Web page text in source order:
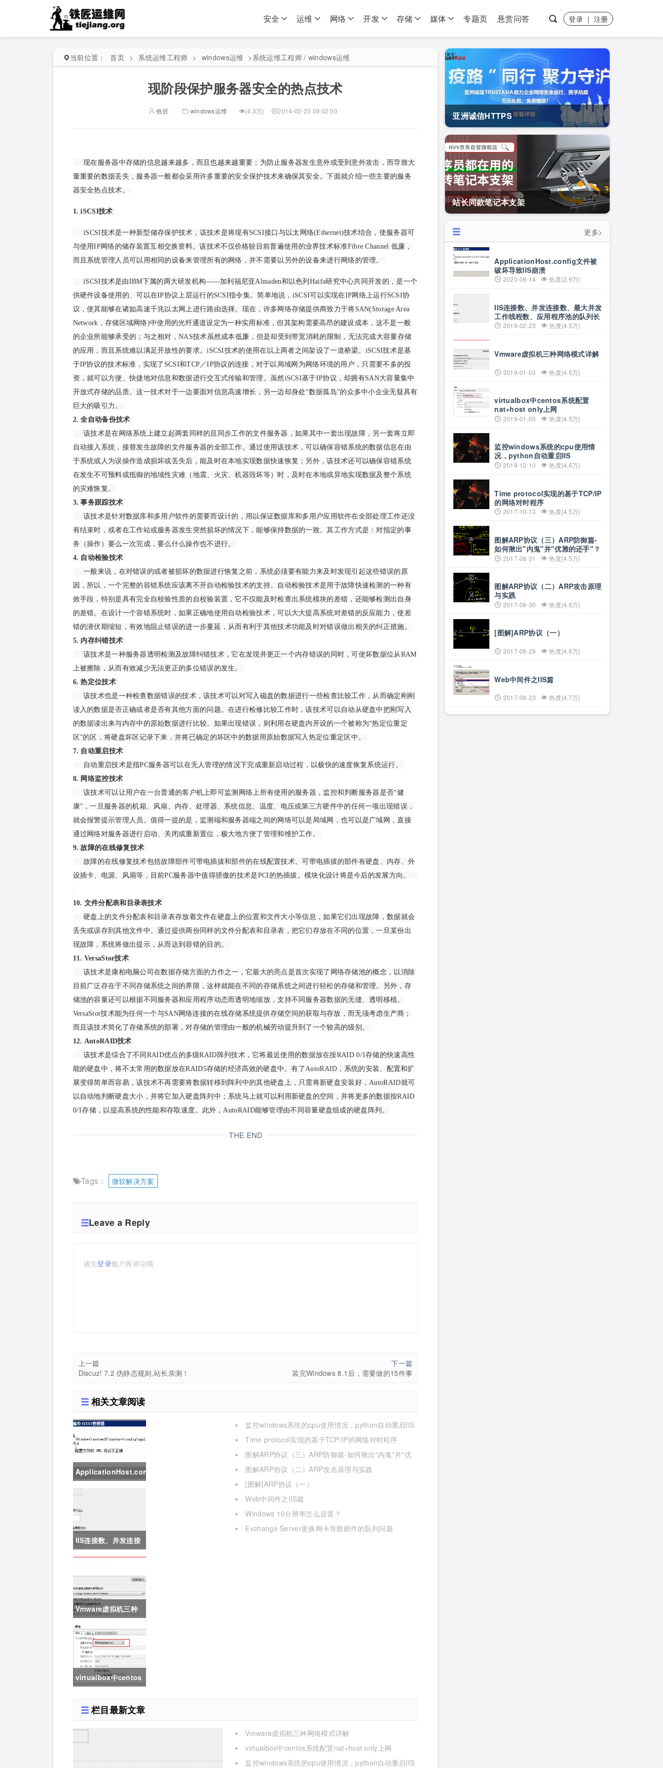
安全 运维 网络 开发 存储 媒体 专题页 悬赏问答 登录 | 注册
当前位置： 首页 > 系统运维工程师 > windows运维 >系统运维工程师 / windows运维
现阶段保护服务器安全的热点技术
铁匠 windows运维 (4.3万) 2014-02-25 09:02:00
现在服务器中存储的信息越来越多，而且也越来越重要；为防止服务器发生意外或受到意外攻击，而导致大
量重要的数据丢失，服务器一般都会采用许多重要的安全保护技术来确保其安全。下面就介绍一些主要的服务
器安全热点技术。
1. iSCSI技术
iSCSI技术是一种新型储存保护技术，该技术是将现有SCSI接口与以太网络(Ethernet)技术结合，使服务器可
与使用IP网络的储存装置互相交换资料。该技术不仅价格较目前普遍使用的业界技术标准Fibre Channel 低廉，
而且系统管理人员可以用相同的设备来管理所有的网络，并不需要以另外的设备来进行网络的管理。
iSCSI技术是由IBM下属的两大研发机构——加利福尼亚Almaden和以色列Haifa研究中心共同开发的，是一个
供硬件设备使用的、可以在IP协议上层运行的SCSI指令集。简单地说，iSCSI可以实现在IP网络上运行SCSI协
议，使其能够在诸如高速千兆以太网上进行路由选择。现在，许多网络存储提供商致力于将SAN(Storage Area
Network，存储区域网络)中使用的光纤通道设定为一种实用标准，但其架构需要高昂的建设成本，这不是一般
的企业所能够承受的；与之相对，NAS技术虽然成本低廉，但是却受到带宽消耗的限制，无法完成大容量存储
的应用，而且系统难以满足开放性的要求。iSCSI技术的使用在以上两者之间架设了一道桥梁。iSCSI技术是基
于IP协议的技术标准，实现了SCSI和TCP／IP协议的连接，对于以局域网为网络环境的用户，只需要不多的投
资，就可以方便、快捷地对信息和数据进行交互式传输和管理。虽然iSCSI基于IP协议，却拥有SAN大容量集中
开放式存储的品质。这一技术对于一边要面对信息高速增长，另一边却身处“数据孤岛”的众多中小企业无疑具有
巨大的吸引力。
2. 全自动备份技术
该技术是在网络系统上建立起两套同样的且同步工作的文件服务器，如果其中一套出现故障，另一套将立即
自动接入系统，接替发生故障的文件服务器的全部工作。通过使用该技术，可以确保容错系统的数据信息在由
于系统或人为误操作造成损坏或丢失后，能及时在本地实现数据快速恢复；另外，该技术还可以确保容错系统
在发生不可预料或抵御的地域性灾难（地震、火灾、机器毁坏等）时，及时在本地或异地实现数据及整个系统
的灾难恢复。
3. 事务跟踪技术
该技术是针对数据库和多用户软件的需要而设计的，用以保证数据库和多用户应用软件在全部处理工作还没
有结束时，或者在工作站或服务器发生突然损坏的情况下，能够保持数据的一致。其工作方式是：对指定的事
务（操作）要么一次完成，要么什么操作也不进行。
4. 自动检验技术
一般来说，在对错误的或者被损坏的数据进行恢复之前，系统必须要有能力来及时发现引起这些错误的原
因，所以，一个完整的容错系统应该离不开自动检验技术的支持。自动检验技术是用于故障快速检测的一种有
效手段，特别是具有完全自校验性质的自校验装置，它不仅能及时检查出系统模块的差错，还能够检测出自身
的差错。在设计一个容错系统时，如果正确地使用自动检验技术，可以大大提高系统对差错的反应能力，使差
错的潜伏期缩短，有效地阻止错误的进一步蔓延，从而有利于其他技术功能及时对错误做出相关的纠正措施。
5. 内存纠错技术
该技术是一种服务器透明检测及故障纠错技术，它在发现并更正一个内存错误的同时，可使坏数据位从RAM
上被擦除，从而有效减少无法更正的多位错误的发生。
6. 热定位技术
该技术也是一种检查数据错误的技术，该技术可以对写入磁盘的数据进行一些检查比较工作，从而确定刚刚
读入的数据是否正确或者是否有其他方面的问题。在进行检修比较工作时，该技术可以自动从硬盘中把刚写入
的数据读出来与内存中的原始数据进行比较。如果出现错误，则利用在硬盘内开设的一个被称为“热定位重定
区”的区，将硬盘坏区记录下来，并将已确定的坏区中的数据用原始数据写入热定位重定区中。
7. 自动重启技术
自动重启技术是指PC服务器可以在无人管理的情况下完成重新启动过程，以极快的速度恢复系统运行。
8. 网络监控技术
该技术可以让用户在一台普通的客户机上即可监测网络上所有使用的服务器，监控和判断服务器是否“健
康”，一旦服务器的机箱、风扇、内存、处理器、系统信息、温度、电压或第三方硬件中的任何一项出现错误，
就会报警提示管理人员。值得一提的是，监测端和服务器端之间的网络可以是局域网，也可以是广域网，直接
通过网络对服务器进行启动、关闭或重新置位，极大地方便了管理和维护工作。
9. 故障的在线修复技术
故障的在线修复技术包括故障部件可带电插拔和部件的在线配置技术。可带电插拔的部件有硬盘、内存、外
设插卡、电源、风扇等，目前PC服务器中值得骄傲的技术是PCI的热插拔。模块化设计将是今后的发展方向。
10. 文件分配表和目录表技术
硬盘上的文件分配表和目录表存放着文件在硬盘上的位置和文件大小等信息，如果它们出现故障，数据就会
丢失或误存到其他文件中。通过提供两份同样的文件分配表和目录表，把它们存放在不同的位置，一旦某份出
现故障，系统将做出提示，从而达到容错的目的。
11. VersaStor技术
该技术是康柏电脑公司在数据存储方面的力作之一，它最大的亮点是首次实现了网络存储池的概念，以消除
目前广泛存在于不同存储系统之间的界限，这样就能在不同的存储系统之间进行轻松的存储和管理。另外，存
储池的容量还可以根据不同服务器和应用程序动态而透明地缩放，支持不同服务器数据的无缝、透明移植。
VersaStor技术能为任何一个与SAN网络连接的在线存储系统提供存储空间的获取与存放，而无须考虑生产商；
而且该技术简化了存储系统的部署，对存储的管理由一般的机械劳动提升到了一个较高的级别。
12. AutoRAID技术
该技术是综合了不同RAID优点的多级RAID阵列技术，它将最近使用的数据放在按RAID 0/1存储的快速高性
能的硬盘中，将不太常用的数据放在RAID5存储的经济高效的硬盘中。有了AutoRAID，系统的安装、配置和扩
展变得简单而容易，该技术不再需要将数据转移到阵列中的其他硬盘上，只需将新硬盘安装好，AutoRAID就可
以自动地判断硬盘大小，并将它加入硬盘阵列中；系统马上就可以利用新硬盘的空间，并将更多的数据按RAID
0/1存储，以提高系统的性能和存取速度。此外，AutoRAID能够管理由不同容量硬盘组成的硬盘阵列。
THE END
Tags： 微软解决方案
Leave a Reply
请先登录账户再评论哦
上一篇
Discuz! 7.2 伪静态规则,站长亲测！
下一篇
装完Windows 8.1后，需要做的15件事
相关文章阅读
ApplicationHost.config
文件被破坏导致IIS崩
溃
IIS连接数、并发连接
数、最大并发工作线
程数、应用程序池的
队列长度、应用程序
池的最大工作进程数
详解
Vmware虚拟机三种
网络模式详解
virtualbox中centos
only上网
监控windows系统的cpu使用情况，python自动重启IIS
Time protocol实现的基于TCP/IP的网络对时程序
图解ARP协议（三）ARP防御篇-如何揪出"内鬼"并"优
雅的还手"？
图解ARP协议（二）ARP攻击原理与实践
[图解]ARP协议（一）
Web中间件之IIS篇
Windows 10分辨率怎么设置？
Exchange Server更换网卡导致邮件的队列问题
栏目最新文章
Vmware虚拟机三种网络模式详解
virtualbox中centos系统配置nat+host only上网
监控windows系统的cpu使用情况，python自动重启IIS
亚洲诚信HTTPS
站长同款笔记本支架
更多>
ApplicationHost.config文件被
破坏导致IIS崩溃
2020-09-14 热度{2.9万}
IIS连接数、并发连接数、最大并发
工作线程数、应用程序池的队列长
度、应用程序池的最大工作进程数
2019-02-23 热度{4.5万}
Vmware虚拟机三种网络模式详解
2019-01-03 热度{4.5万}
virtualbox中centos系统配置
nat+host only上网
2019-01-03 热度{4.5万}
监控windows系统的cpu使用情
况，python自动重启IIS
2018-12-10 热度{4.6万}
Time protocol实现的基于TCP/IP
的网络对时程序
2017-10-13 热度{4.5万}
图解ARP协议（三）ARP防御篇-
如何揪出"内鬼"并"优雅的还手"？
2017-08-31 热度{4.5万}
图解ARP协议（二）ARP攻击原理
与实践
2017-08-30 热度{4.5万}
[图解]ARP协议（一）
2017-08-29 热度{4.6万}
Web中间件之IIS篇
2017-08-23 热度{4.7万}